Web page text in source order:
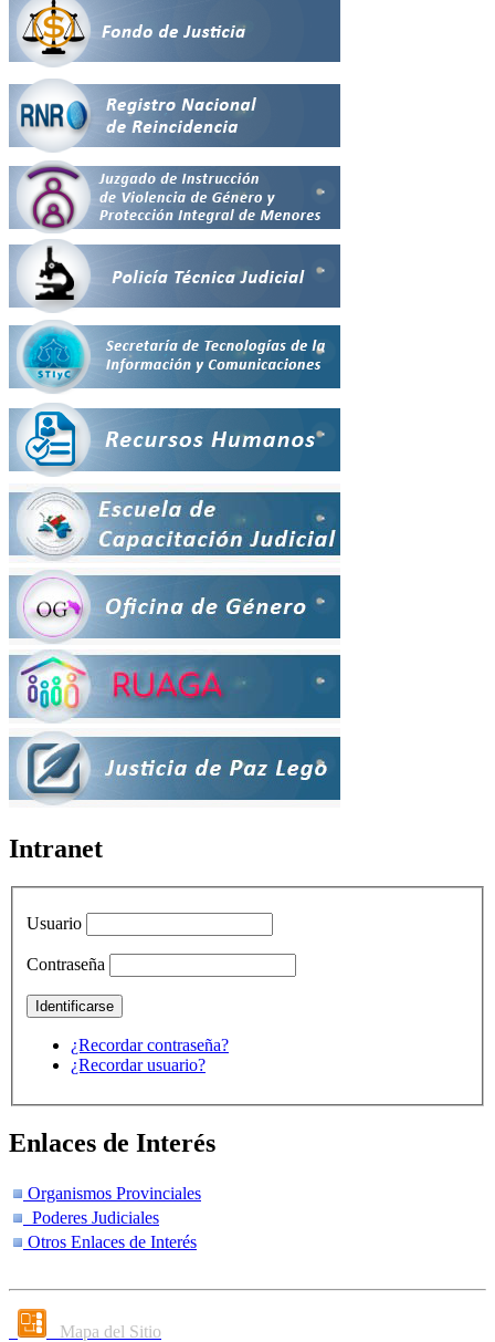
Intranet
Usuario
Contraseña
¿Recordar contraseña?
¿Recordar usuario?
Enlaces de Interés
Organismos Provinciales
Poderes Judiciales
Otros Enlaces de Interés
Mapa del Sitio